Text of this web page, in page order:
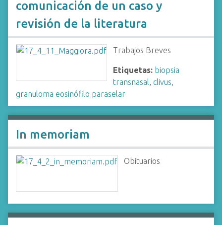
comunicación de un caso y
revisión de la literatura
Trabajos Breves
Etiquetas: biopsia
transnasal, clivus,
granuloma eosinófilo paraselar
In memoriam
Obituarios